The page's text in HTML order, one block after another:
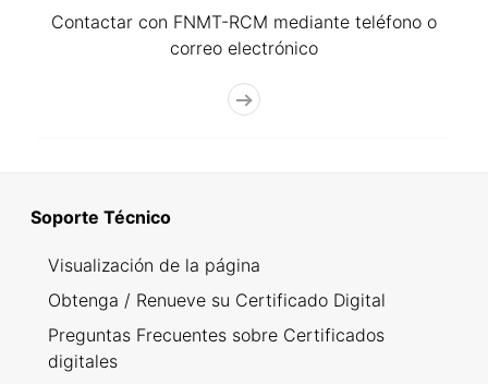
Contactar con FNMT-RCM mediante teléfono o
correo electrónico
Soporte Técnico
Visualización de la página
Obtenga / Renueve su Certificado Digital
Preguntas Frecuentes sobre Certificados
digitales